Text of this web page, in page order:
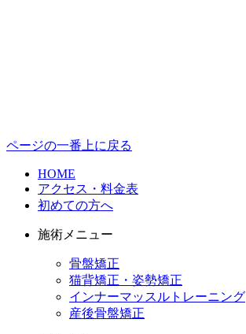
ページの一番上に戻る
HOME
アクセス・料金表
初めての方へ
施術メニュー
骨盤矯正
猫背矯正・姿勢矯正
インナーマッスルトレーニング
産後骨盤矯正